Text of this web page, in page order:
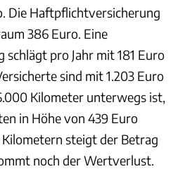
Die Haftpflichtversicherung
386 Euro. Eine
schlägt pro Jahr mit 181 Euro
sind mit 1.203 Euro
Kilometer unterwegs ist,
in Höhe von 439 Euro
steigt der Betrag
noch der Wertverlust.